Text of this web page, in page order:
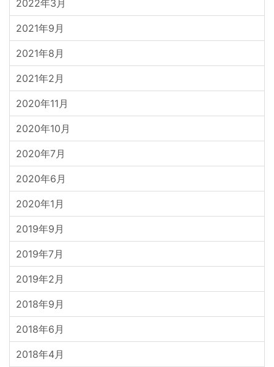
2022年3月
2021年9月
2021年8月
2021年2月
2020年11月
2020年10月
2020年7月
2020年6月
2020年1月
2019年9月
2019年7月
2019年2月
2018年9月
2018年6月
2018年4月